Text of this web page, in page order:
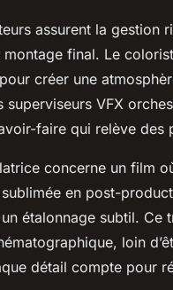
assurent la gestion
final. Le
créer une
superviseurs VFX
faire qui relève
concerne un film
en post-
étalonnage subtil.
loin
détail compte pour